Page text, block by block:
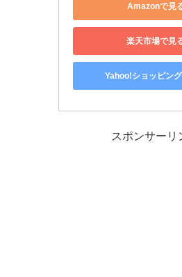
Amazonで見
楽天市場で見
Yahoo!ショッピン
スポンサーリ